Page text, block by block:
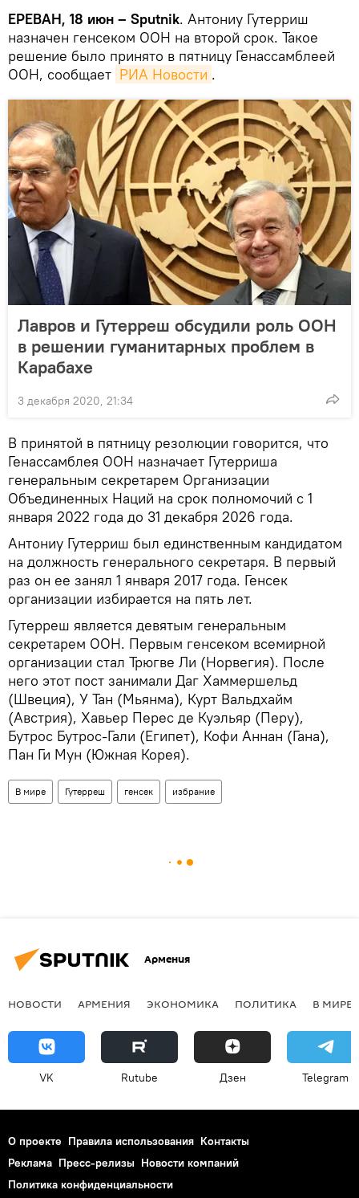
ЕРЕВАН, 18 июн – Sputnik. Антониу Гутерриш
назначен генсеком ООН на второй срок. Такое
решение было принято в пятницу Генассамблеей
ООН, сообщает РИА Новости .
Лавров и Гутерреш обсудили роль ООН
в решении гуманитарных проблем в
Карабахе
3 декабря 2020, 21:34
В принятой в пятницу резолюции говорится, что
Генассамблея ООН назначает Гутерриша
генеральным секретарем Организации
Объединенных Наций на срок полномочий с 1
января 2022 года до 31 декабря 2026 года.
Антониу Гутерриш был единственным кандидатом
на должность генерального секретаря. В первый
раз он ее занял 1 января 2017 года. Генсек
организации избирается на пять лет.
Гутерреш является девятым генеральным
секретарем ООН. Первым генсеком всемирной
организации стал Трюгве Ли (Норвегия). После
него этот пост занимали Даг Хаммершельд
(Швеция), У Тан (Мьянма), Курт Вальдхайм
(Австрия), Хавьер Перес де Куэльяр (Перу),
Бутрос Бутрос-Гали (Египет), Кофи Аннан (Гана),
Пан Ги Мун (Южная Корея).
В мире Гутерреш генсек избрание
Армения
НОВОСТИ АРМЕНИЯ ЭКОНОМИКА ПОЛИТИКА В МИРЕ
VK Rutube Дзен Telegram
О проекте Правила использования Контакты
Реклама Пресс-релизы Новости компаний
Политика конфиденциальности